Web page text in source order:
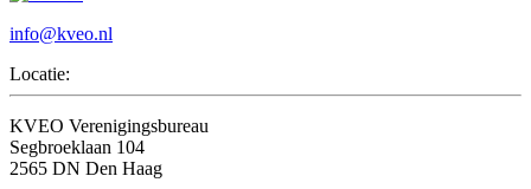
info@kveo.nl
Locatie:
KVEO Verenigingsbureau
Segbroeklaan 104
2565 DN Den Haag